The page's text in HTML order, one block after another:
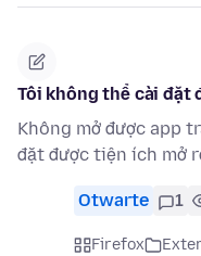
Tôi không thể cài
Không mở được app
đặt được tiện ích mở
Otwarte 1
Firefox